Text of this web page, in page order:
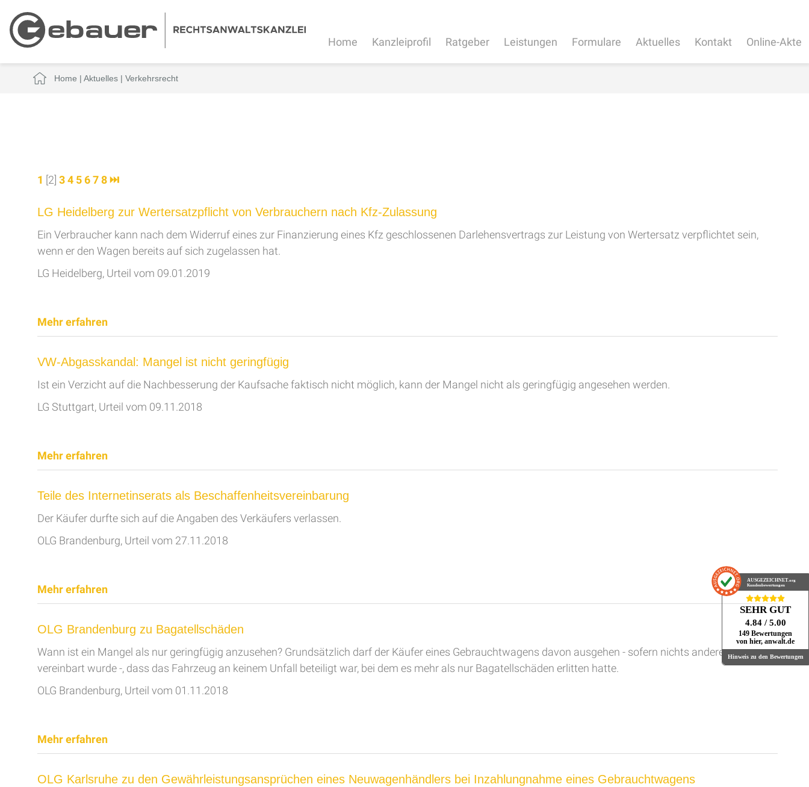
Home Kanzleiprofil Ratgeber Leistungen Formulare Aktuelles Kontakt Online-Akte
Home | Aktuelles| Verkehrsrecht
1 [2] 34 5678⏭
LG Heidelberg zur Wertersatzpflicht von Verbrauchern nach Kfz-Zulassung
Ein Verbraucher kann nach dem Widerruf eines zur Finanzierung eines Kfz geschlossenen Darlehensvertrags zur Leistung von Wertersatz verpflichtet sein,
wenn er den Wagen bereits auf sich zugelassen hat.
LG Heidelberg, Urteil vom 09.01.2019
Mehr erfahren
VW-Abgasskandal: Mangel ist nicht geringfügig
Ist ein Verzicht auf die Nachbesserung der Kaufsache faktisch nicht möglich, kann der Mangel nicht als geringfügig angesehen werden.
LG Stuttgart, Urteil vom 09.11.2018
Mehr erfahren
Teile des Internetinserats als Beschaffenheitsvereinbarung
Der Käufer durfte sich auf die Angaben des Verkäufers verlassen.
OLG Brandenburg, Urteil vom 27.11.2018
Mehr erfahren
OLG Brandenburg zu Bagatellschäden
Wann ist ein Mangel als nur geringfügig anzusehen? Grundsätzlich darf der Käufer eines Gebrauchtwagens davon ausgehen - sofern nichts anderes
vereinbart wurde -, dass das Fahrzeug an keinem Unfall beteiligt war, bei dem es mehr als nur Bagatellschäden erlitten hatte.
OLG Brandenburg, Urteil vom 01.11.2018
Mehr erfahren
OLG Karlsruhe zu den Gewährleistungsansprüchen eines Neuwagenhändlers bei Inzahlungnahme eines Gebrauchtwagens
AUSGEZEICHNET.org
Kundenbewertungen
SEHR GUT
4.84 / 5.00
149 Bewertungen
von hier, anwalt.de
Hinweis zu den Bewertungen